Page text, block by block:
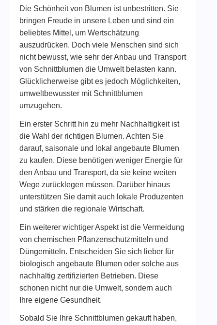
Die Schönheit von Blumen ist unbestritten. Sie
bringen Freude in unsere Leben und sind ein
beliebtes Mittel, um Wertschätzung
auszudrücken. Doch viele Menschen sind sich
nicht bewusst, wie sehr der Anbau und Transport
von Schnittblumen die Umwelt belasten kann.
Glücklicherweise gibt es jedoch Möglichkeiten,
umweltbewusster mit Schnittblumen
umzugehen.
Ein erster Schritt hin zu mehr Nachhaltigkeit ist
die Wahl der richtigen Blumen. Achten Sie
darauf, saisonale und lokal angebaute Blumen
zu kaufen. Diese benötigen weniger Energie für
den Anbau und Transport, da sie keine weiten
Wege zurücklegen müssen. Darüber hinaus
unterstützen Sie damit auch lokale Produzenten
und stärken die regionale Wirtschaft.
Ein weiterer wichtiger Aspekt ist die Vermeidung
von chemischen Pflanzenschutzmitteln und
Düngemitteln. Entscheiden Sie sich lieber für
biologisch angebaute Blumen oder solche aus
nachhaltig zertifizierten Betrieben. Diese
schonen nicht nur die Umwelt, sondern auch
Ihre eigene Gesundheit.
Sobald Sie Ihre Schnittblumen gekauft haben,